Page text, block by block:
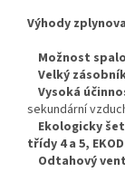
Výhody
Možnost
Velký
Vysoká
sekundární
Ekologicky
třídy 4 a 5,
Odtahový